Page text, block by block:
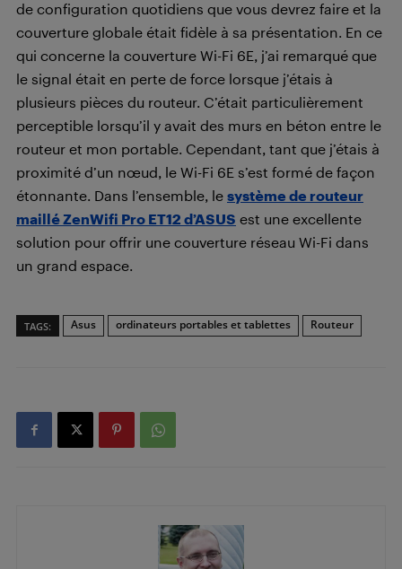
de configuration quotidiens que vous devrez faire et la
couverture globale était fidèle à sa présentation. En ce
qui concerne la couverture Wi-Fi 6E, j’ai remarqué que
le signal était en perte de force lorsque j’étais à
plusieurs pièces du routeur. C’était particulièrement
perceptible lorsqu’il y avait des murs en béton entre le
routeur et mon portable. Cependant, tant que j’étais à
proximité d’un nœud, le Wi-Fi 6E s’est formé de façon
étonnante. Dans l’ensemble, le système de routeur
maillé ZenWifi Pro ET12 d’ASUS est une excellente
solution pour offrir une couverture réseau Wi-Fi dans
un grand espace.
TAGS: Asus ordinateurs portables et tablettes Routeur